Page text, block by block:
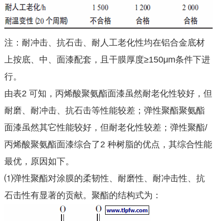
注：耐冲击、抗石击、耐人工老化性均在铝合金底材
上按底、中、面漆配套，且干膜厚度≥150μm条件下进
行。
由表2 可知，丙烯酸聚氨酯面漆虽然耐老化性较好，但
耐磨、耐冲击、抗石击等性能较差；弹性聚酯聚氨酯
面漆虽然其它性能较好，但耐老化性较差；弹性聚酯/
丙烯酸聚氨酯面漆综合了2 种树脂的优点，其综合性能
最优，原因如下。
⑴弹性聚酯对涂膜的柔韧性、耐磨性、耐冲击性、抗
石击性有显著的贡献。聚酯的结构式为：